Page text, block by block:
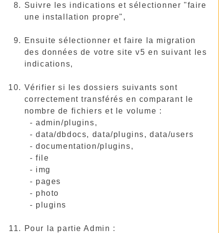
Suivre les indications et sélectionner "faire
une installation propre",
Ensuite sélectionner et faire la migration
des données de votre site v5 en suivant les
indications,
Vérifier si les dossiers suivants sont
correctement transférés en comparant le
nombre de fichiers et le volume :
- admin/plugins,
- data/dbdocs, data/plugins, data/users
- documentation/plugins,
- file
- img
- pages
- photo
- plugins
Pour la partie Admin :